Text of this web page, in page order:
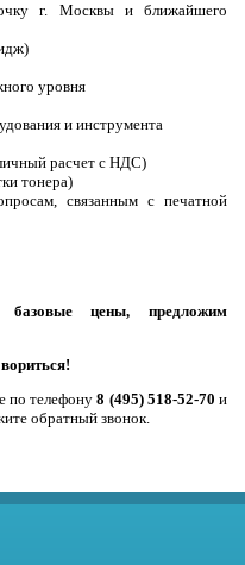
г. Москвы и ближайшего
уровня
и инструмента
расчет с НДС)
тонера)
связанным с печатной
цены, предложим
по телефону8 (495) 518-52-70 и
обратный звонок.